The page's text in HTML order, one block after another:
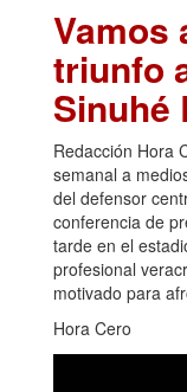
Vamos
triunfo
Sinuhé
Redacción Hora
semanal a
del defensor
conferencia de
tarde en el
profesional
motivado para
Hora Cero